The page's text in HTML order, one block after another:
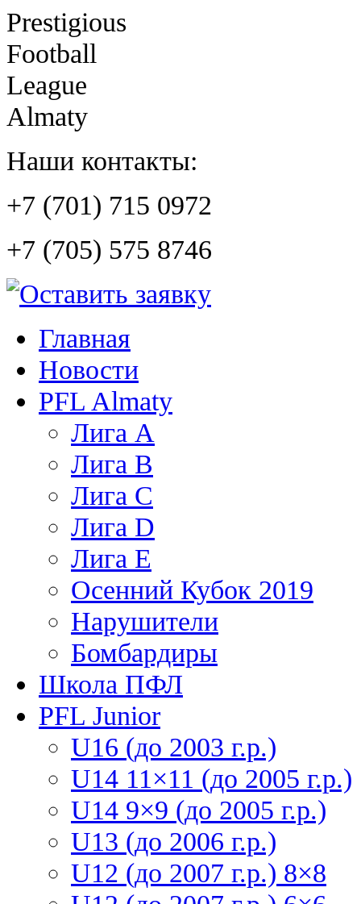
Prestigious
Football
League
Almaty
Наши контакты:
+7 (701) 715 0972
+7 (705) 575 8746
Главная
Новости
PFL Almaty
Лига A
Лига В
Лига С
Лига D
Лига Е
Осенний Кубок 2019
Нарушители
Бомбардиры
Школа ПФЛ
PFL Junior
U16 (до 2003 г.р.)
U14 11×11 (до 2005 г.р.)
U14 9×9 (до 2005 г.р.)
U13 (до 2006 г.р.)
U12 (до 2007 г.р.) 8×8